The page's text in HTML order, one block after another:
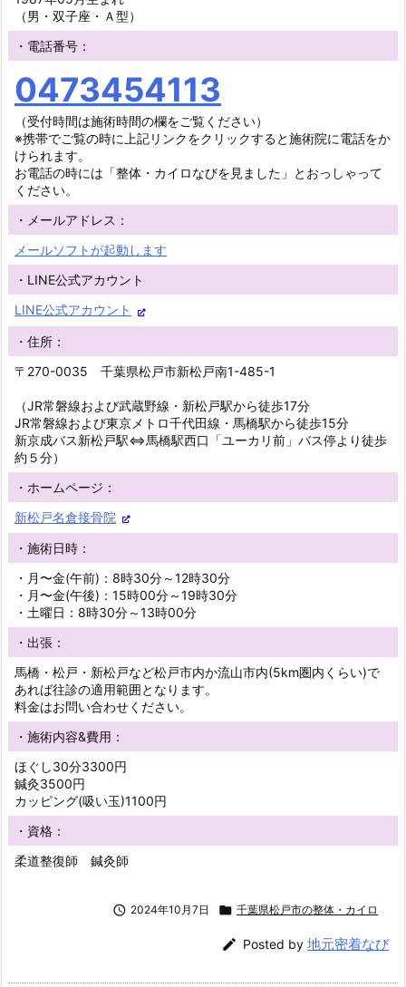
（男・双子座・Ａ型）
・電話番号：
0473454113
（受付時間は施術時間の欄をご覧ください）
※携帯でご覧の時に上記リンクをクリックすると施術院に電話をか
けられます。
お電話の時には「整体・カイロなびを見ました」とおっしゃって
ください。
・メールアドレス：
メールソフトが起動します
・LINE公式アカウント
LINE公式アカウント
・住所：
〒270-0035 千葉県松戸市新松戸南1-485-1
（JR常磐線および武蔵野線・新松戸駅から徒歩17分
JR常磐線および東京メトロ千代田線・馬橋駅から徒歩15分
新京成バス新松戸駅⇔馬橋駅西口「ユーカリ前」バス停より徒歩
約５分）
・ホームページ：
新松戸名倉接骨院
・施術日時：
・月〜金(午前)：8時30分～12時30分
・月〜金(午後)：15時00分～19時30分
・土曜日：8時30分～13時00分
・出張：
馬橋・松戸・新松戸など松戸市内か流山市内(5km圏内くらい)で
あれば往診の適用範囲となります。
料金はお問い合わせください。
・施術内容&費用：
ほぐし30分3300円
鍼灸3500円
カッピング(吸い玉)1100円
・資格：
柔道整復師 鍼灸師
 2024年10月7日  千葉県松戸市の整体・カイロ
 Posted by 地元密着なび